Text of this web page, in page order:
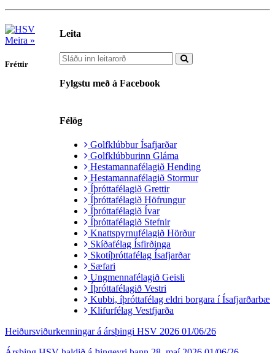
Leita
Fylgstu með á Facebook
Félög
Golfklúbbur Ísafjarðar
Golfklúbburinn Gláma
Hestamannafélagið Hending
Hestamannafélagið Stormur
Íþróttafélagið Grettir
Íþróttafélagið Höfrungur
Íþróttafélagið Ívar
Íþróttafélagið Stefnir
Knattspyrnufélagið Hörður
Skíðafélag Ísfirðinga
Skotíþróttafélag Ísafjarðar
Sæfari
Ungmennafélagið Geisli
Íþróttafélagið Vestri
Kubbi, íþróttafélag eldri borgara í Ísafjarðarbæ
Klifurfélag Vestfjarða
Meira »
Fréttir
Heiðursviðurkenningar á ársþingi HSV 2026 01/06/26